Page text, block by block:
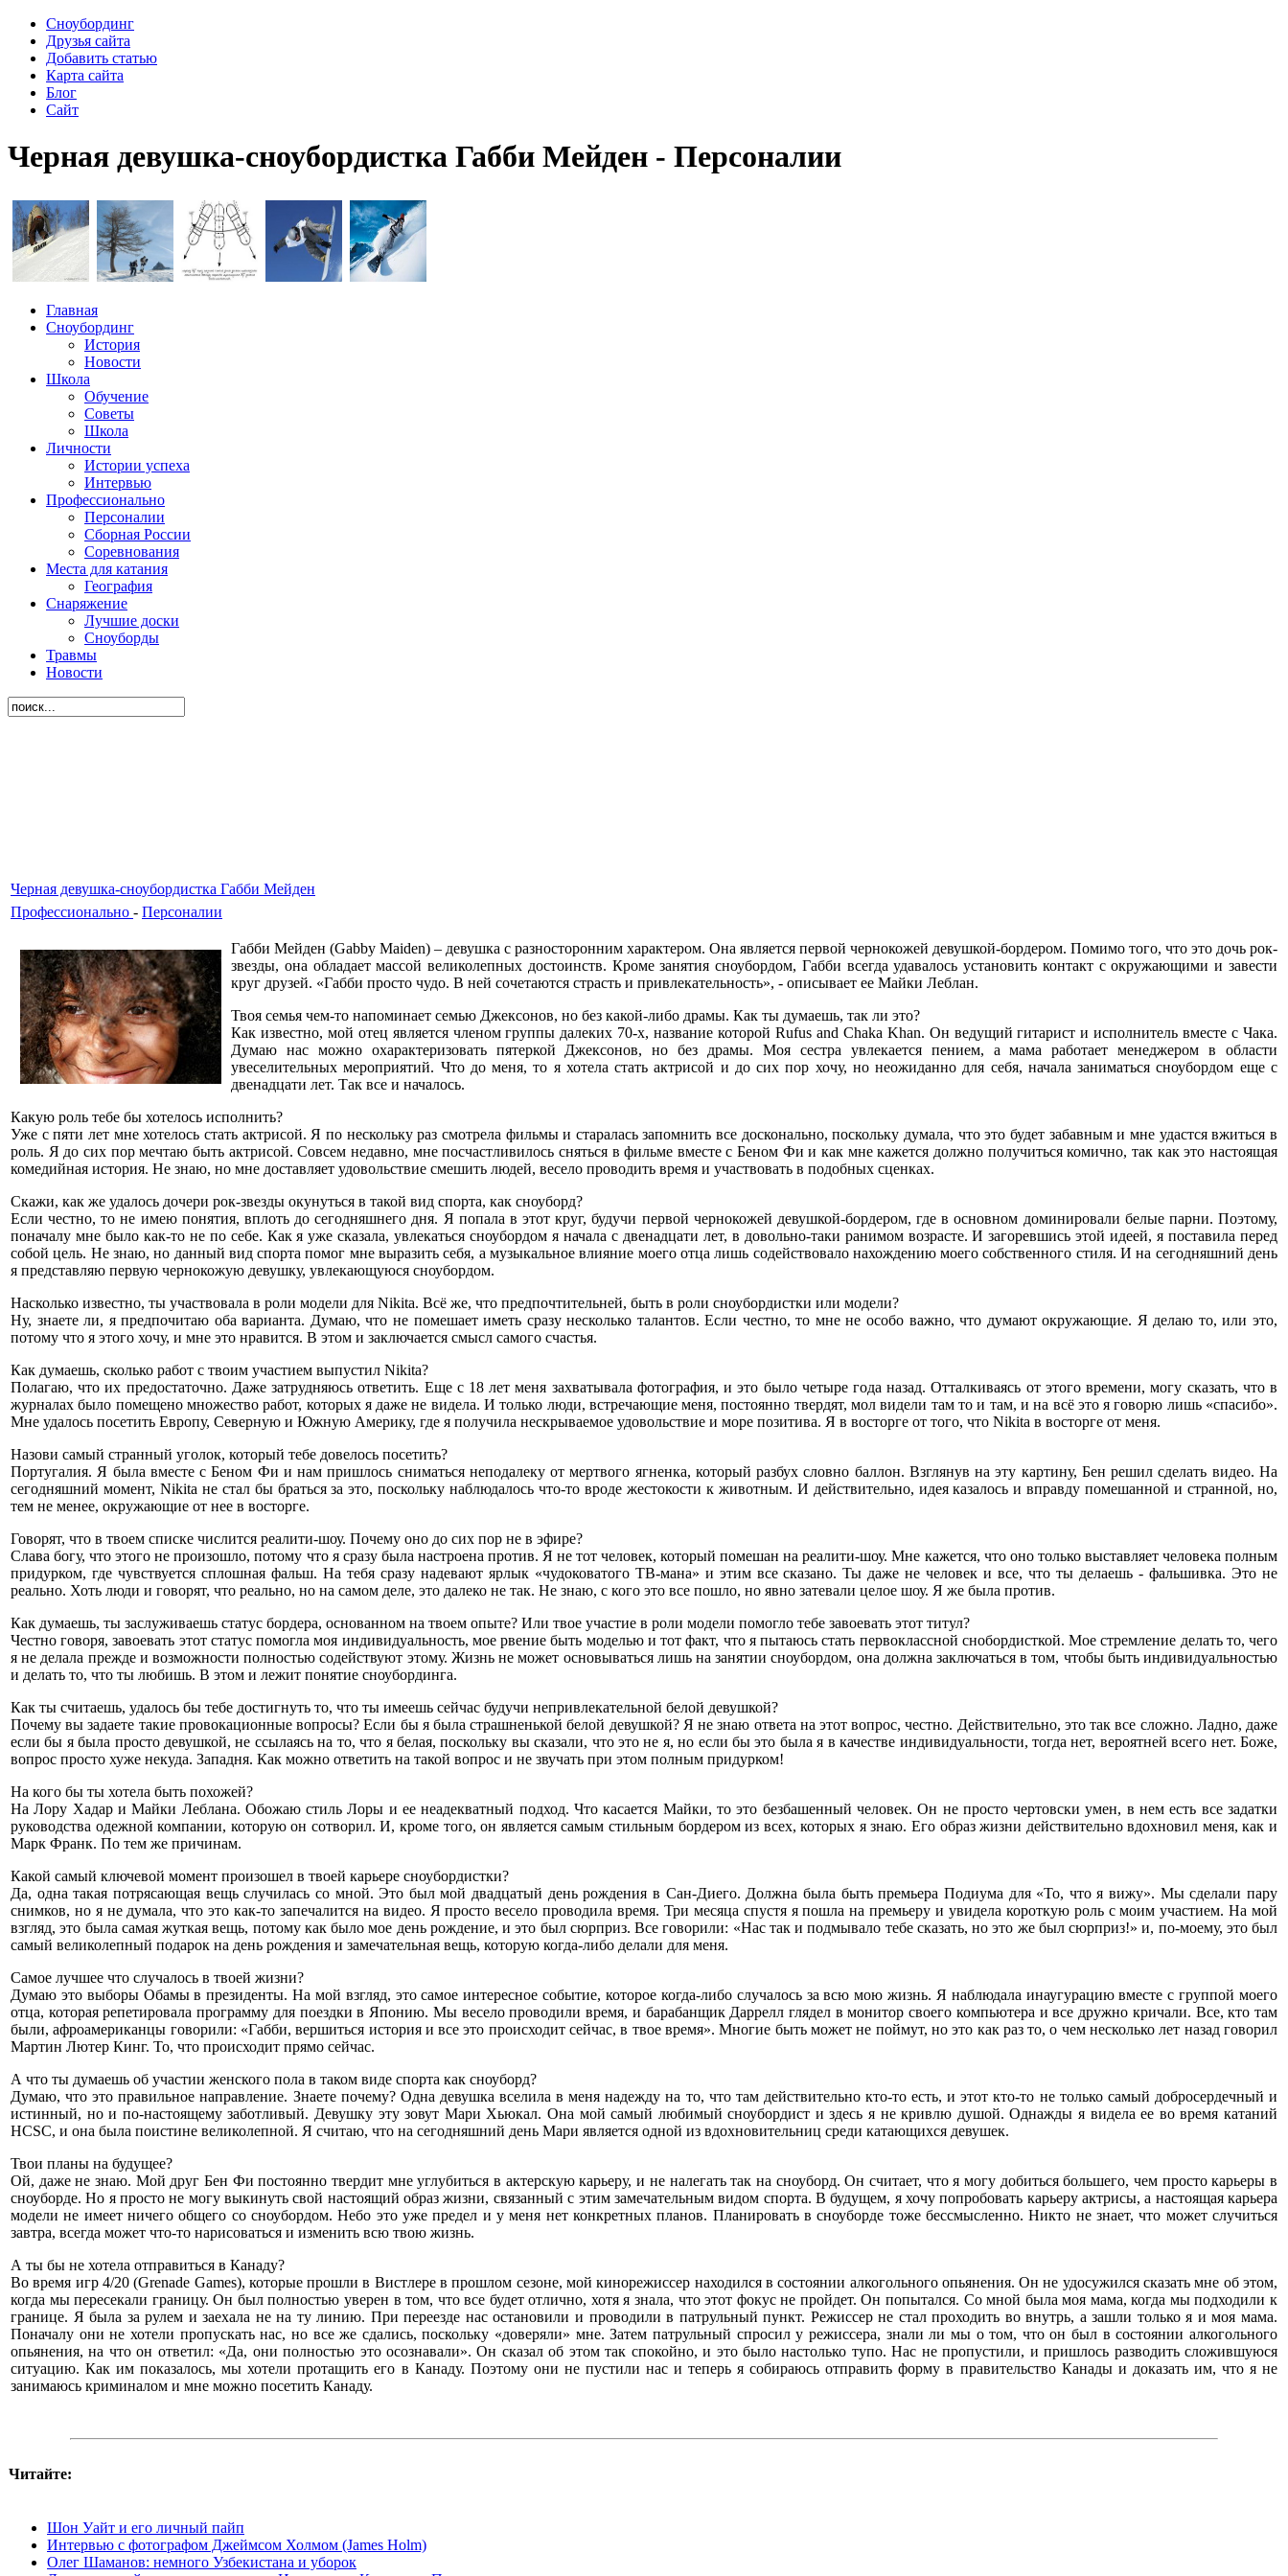
Сноубординг
Друзья сайта
Добавить статью
Карта сайта
Блог
Сайт
Черная девушка-сноубордистка Габби Мейден - Персоналии
Главная
Сноубординг
История
Новости
Школа
Обучение
Советы
Школа
Личности
Истории успеха
Интервью
Профессионально
Персоналии
Сборная России
Соревнования
Места для катания
География
Снаряжение
Лучшие доски
Сноуборды
Травмы
Новости
Черная девушка-сноубордистка Габби Мейден
Профессионально - Персоналии
Габби Мейден (Gabby Maiden) – девушка с разносторонним характером. Она является первой чернокожей девушкой-бордером. Помимо того, что это дочь рок-
звезды, она обладает массой великолепных достоинств. Кроме занятия сноубордом, Габби всегда удавалось установить контакт с окружающими и завести
круг друзей. «Габби просто чудо. В ней сочетаются страсть и привлекательность», - описывает ее Майки Леблан.
Твоя семья чем-то напоминает семью Джексонов, но без какой-либо драмы. Как ты думаешь, так ли это?
Как известно, мой отец является членом группы далеких 70-х, название которой Rufus and Chaka Khan. Он ведущий гитарист и исполнитель вместе с Чака.
Думаю нас можно охарактеризовать пятеркой Джексонов, но без драмы. Моя сестра увлекается пением, а мама работает менеджером в области
увеселительных мероприятий. Что до меня, то я хотела стать актрисой и до сих пор хочу, но неожиданно для себя, начала заниматься сноубордом еще с
двенадцати лет. Так все и началось.
Какую роль тебе бы хотелось исполнить?
Уже с пяти лет мне хотелось стать актрисой. Я по нескольку раз смотрела фильмы и старалась запомнить все досконально, поскольку думала, что это будет забавным и мне удастся вжиться в
роль. Я до сих пор мечтаю быть актрисой. Совсем недавно, мне посчастливилось сняться в фильме вместе с Беном Фи и как мне кажется должно получиться комично, так как это настоящая
комедийная история. Не знаю, но мне доставляет удовольствие смешить людей, весело проводить время и участвовать в подобных сценках.
Скажи, как же удалось дочери рок-звезды окунуться в такой вид спорта, как сноуборд?
Если честно, то не имею понятия, вплоть до сегодняшнего дня. Я попала в этот круг, будучи первой чернокожей девушкой-бордером, где в основном доминировали белые парни. Поэтому,
поначалу мне было как-то не по себе. Как я уже сказала, увлекаться сноубордом я начала с двенадцати лет, в довольно-таки ранимом возрасте. И загоревшись этой идеей, я поставила перед
собой цель. Не знаю, но данный вид спорта помог мне выразить себя, а музыкальное влияние моего отца лишь содействовало нахождению моего собственного стиля. И на сегодняшний день
я представляю первую чернокожую девушку, увлекающуюся сноубордом.
Насколько известно, ты участвовала в роли модели для Nikita. Всё же, что предпочтительней, быть в роли сноубордистки или модели?
Ну, знаете ли, я предпочитаю оба варианта. Думаю, что не помешает иметь сразу несколько талантов. Если честно, то мне не особо важно, что думают окружающие. Я делаю то, или это,
потому что я этого хочу, и мне это нравится. В этом и заключается смысл самого счастья.
Как думаешь, сколько работ с твоим участием выпустил Nikita?
Полагаю, что их предостаточно. Даже затрудняюсь ответить. Еще с 18 лет меня захватывала фотография, и это было четыре года назад. Отталкиваясь от этого времени, могу сказать, что в
журналах было помещено множество работ, которых я даже не видела. И только люди, встречающие меня, постоянно твердят, мол видели там то и там, и на всё это я говорю лишь «спасибо».
Мне удалось посетить Европу, Северную и Южную Америку, где я получила нескрываемое удовольствие и море позитива. Я в восторге от того, что Nikita в восторге от меня.
Назови самый странный уголок, который тебе довелось посетить?
Португалия. Я была вместе с Беном Фи и нам пришлось сниматься неподалеку от мертвого ягненка, который разбух словно баллон. Взглянув на эту картину, Бен решил сделать видео. На
сегодняшний момент, Nikita не стал бы браться за это, поскольку наблюдалось что-то вроде жестокости к животным. И действительно, идея казалось и вправду помешанной и странной, но,
тем не менее, окружающие от нее в восторге.
Говорят, что в твоем списке числится реалити-шоу. Почему оно до сих пор не в эфире?
Слава богу, что этого не произошло, потому что я сразу была настроена против. Я не тот человек, который помешан на реалити-шоу. Мне кажется, что оно только выставляет человека полным
придурком, где чувствуется сплошная фальш. На тебя сразу надевают ярлык «чудоковатого ТВ-мана» и этим все сказано. Ты даже не человек и все, что ты делаешь - фальшивка. Это не
реально. Хоть люди и говорят, что реально, но на самом деле, это далеко не так. Не знаю, с кого это все пошло, но явно затевали целое шоу. Я же была против.
Как думаешь, ты заслуживаешь статус бордера, основанном на твоем опыте? Или твое участие в роли модели помогло тебе завоевать этот титул?
Честно говоря, завоевать этот статус помогла моя индивидуальность, мое рвение быть моделью и тот факт, что я пытаюсь стать первоклассной снобордисткой. Мое стремление делать то, чего
я не делала прежде и возможности полностью содействуют этому. Жизнь не может основываться лишь на занятии сноубордом, она должна заключаться в том, чтобы быть индивидуальностью
и делать то, что ты любишь. В этом и лежит понятие сноубординга.
Как ты считаешь, удалось бы тебе достигнуть то, что ты имеешь сейчас будучи непривлекательной белой девушкой?
Почему вы задаете такие провокационные вопросы? Если бы я была страшненькой белой девушкой? Я не знаю ответа на этот вопрос, честно. Действительно, это так все сложно. Ладно, даже
если бы я была просто девушкой, не ссылаясь на то, что я белая, поскольку вы сказали, что это не я, но если бы это была я в качестве индивидуальности, тогда нет, вероятней всего нет. Боже,
вопрос просто хуже некуда. Западня. Как можно ответить на такой вопрос и не звучать при этом полным придурком!
На кого бы ты хотела быть похожей?
На Лору Хадар и Майки Леблана. Обожаю стиль Лоры и ее неадекватный подход. Что касается Майки, то это безбашенный человек. Он не просто чертовски умен, в нем есть все задатки
руководства одежной компании, которую он сотворил. И, кроме того, он является самым стильным бордером из всех, которых я знаю. Его образ жизни действительно вдохновил меня, как и
Марк Франк. По тем же причинам.
Какой самый ключевой момент произошел в твоей карьере сноубордистки?
Да, одна такая потрясающая вещь случилась со мной. Это был мой двадцатый день рождения в Сан-Диего. Должна была быть премьера Подиума для «То, что я вижу». Мы сделали пару
снимков, но я не думала, что это как-то запечалится на видео. Я просто весело проводила время. Три месяца спустя я пошла на премьеру и увидела короткую роль с моим участием. На мой
взгляд, это была самая жуткая вещь, потому как было мое день рождение, и это был сюрприз. Все говорили: «Нас так и подмывало тебе сказать, но это же был сюрприз!» и, по-моему, это был
самый великолепный подарок на день рождения и замечательная вещь, которую когда-либо делали для меня.
Самое лучшее что случалось в твоей жизни?
Думаю это выборы Обамы в президенты. На мой взгляд, это самое интересное событие, которое когда-либо случалось за всю мою жизнь. Я наблюдала инаугурацию вместе с группой моего
отца, которая репетировала программу для поездки в Японию. Мы весело проводили время, и барабанщик Даррелл глядел в монитор своего компьютера и все дружно кричали. Все, кто там
были, афроамериканцы говорили: «Габби, вершиться история и все это происходит сейчас, в твое время». Многие быть может не поймут, но это как раз то, о чем несколько лет назад говорил
Мартин Лютер Кинг. То, что происходит прямо сейчас.
А что ты думаешь об участии женского пола в таком виде спорта как сноуборд?
Думаю, что это правильное направление. Знаете почему? Одна девушка вселила в меня надежду на то, что там действительно кто-то есть, и этот кто-то не только самый добросердечный и
истинный, но и по-настоящему заботливый. Девушку эту зовут Мари Хьюкал. Она мой самый любимый сноубордист и здесь я не кривлю душой. Однажды я видела ее во время катаний
HCSC, и она была поистине великолепной. Я считаю, что на сегодняшний день Мари является одной из вдохновительниц среди катающихся девушек.
Твои планы на будущее?
Ой, даже не знаю. Мой друг Бен Фи постоянно твердит мне углубиться в актерскую карьеру, и не налегать так на сноуборд. Он считает, что я могу добиться большего, чем просто карьеры в
сноуборде. Но я просто не могу выкинуть свой настоящий образ жизни, связанный с этим замечательным видом спорта. В будущем, я хочу попробовать карьеру актрисы, а настоящая карьера
модели не имеет ничего общего со сноубордом. Небо это уже предел и у меня нет конкретных планов. Планировать в сноуборде тоже бессмысленно. Никто не знает, что может случиться
завтра, всегда может что-то нарисоваться и изменить всю твою жизнь.
А ты бы не хотела отправиться в Канаду?
Во время игр 4/20 (Grenade Games), которые прошли в Вистлере в прошлом сезоне, мой кинорежиссер находился в состоянии алкогольного опьянения. Он не удосужился сказать мне об этом,
когда мы пересекали границу. Он был полностью уверен в том, что все будет отлично, хотя я знала, что этот фокус не пройдет. Он попытался. Со мной была моя мама, когда мы подходили к
границе. Я была за рулем и заехала не на ту линию. При переезде нас остановили и проводили в патрульный пункт. Режиссер не стал проходить во внутрь, а зашли только я и моя мама.
Поначалу они не хотели пропускать нас, но все же сдались, поскольку «доверяли» мне. Затем патрульный спросил у режиссера, знали ли мы о том, что он был в состоянии алкогольного
опьянения, на что он ответил: «Да, они полностью это осознавали». Он сказал об этом так спокойно, и это было настолько тупо. Нас не пропустили, и пришлось разводить сложившуюся
ситуацию. Как им показалось, мы хотели протащить его в Канаду. Поэтому они не пустили нас и теперь я собираюсь отправить форму в правительство Канады и доказать им, что я не
занимаюсь криминалом и мне можно посетить Канаду.
Читайте:
Шон Уайт и его личный пайп
Интервью с фотографом Джеймсом Холмом (James Holm)
Олег Шаманов: немного Узбекистана и уборок